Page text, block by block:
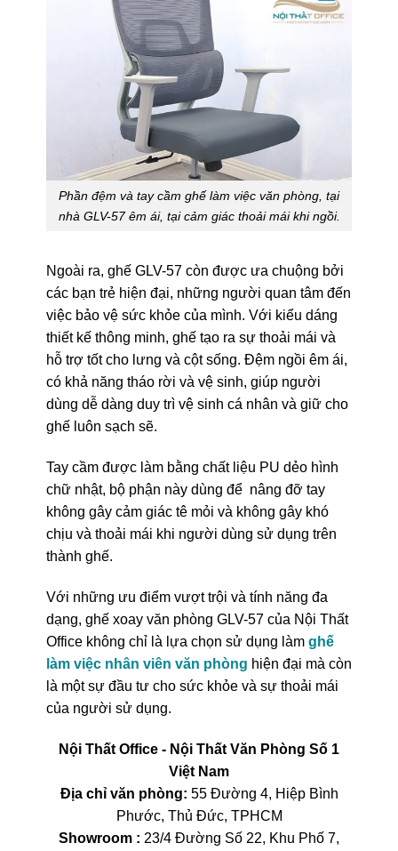
Phần đệm và tay cầm ghế làm việc văn phòng, tại
nhà GLV-57 êm ái, tại cảm giác thoải mái khi ngồi.
Ngoài ra, ghế GLV-57 còn được ưa chuộng bởi
các bạn trẻ hiện đại, những người quan tâm đến
việc bảo vệ sức khỏe của mình. Với kiểu dáng
thiết kế thông minh, ghế tạo ra sự thoải mái và
hỗ trợ tốt cho lưng và cột sống. Đệm ngồi êm ái,
có khả năng tháo rời và vệ sinh, giúp người
dùng dễ dàng duy trì vệ sinh cá nhân và giữ cho
ghế luôn sạch sẽ.
Tay cầm được làm bằng chất liệu PU dẻo hình
chữ nhật, bộ phận này dùng để nâng đỡ tay
không gây cảm giác tê mỏi và không gây khó
chịu và thoải mái khi người dùng sử dụng trên
thành ghế.
Với những ưu điểm vượt trội và tính năng đa
dạng, ghế xoay văn phòng GLV-57 của Nội Thất
Office không chỉ là lựa chọn sử dụng làm ghế
làm việc nhân viên văn phòng hiện đại mà còn
là một sự đầu tư cho sức khỏe và sự thoải mái
của người sử dụng.
Nội Thất Office - Nội Thất Văn Phòng Số 1
Việt Nam
Địa chỉ văn phòng: 55 Đường 4, Hiệp Bình
Phước, Thủ Đức, TPHCM
Showroom : 23/4 Đường Số 22, Khu Phố 7,